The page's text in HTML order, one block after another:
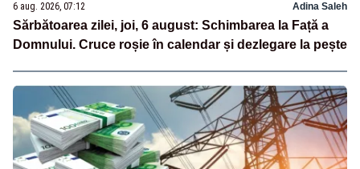
6 aug. 2026, 07:12 Adina Saleh
Sărbătoarea zilei, joi, 6 august: Schimbarea la Față a
Domnului. Cruce roșie în calendar și dezlegare la pește